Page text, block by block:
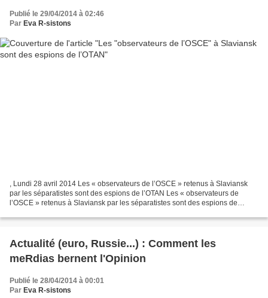
Publié le 29/04/2014 à 02:46
Par Eva R-sistons
, Lundi 28 avril 2014 Les « observateurs de l’OSCE » retenus à Slaviansk
par les séparatistes sont des espions de l’OTAN Les « observateurs de
l’OSCE » retenus à Slaviansk par les séparatistes sont des espions de
Actualité (euro, Russie...) : Comment les
meRdias bernent l'Opinion
Publié le 28/04/2014 à 00:01
Par Eva R-sistons